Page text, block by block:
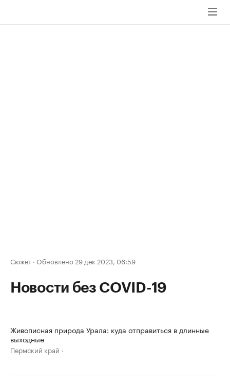
Сюжет · Обновлено 29 дек 2023, 06:59
Новости без COVID-19
Живописная природа Урала: куда отправиться в длинные
выходные
Пермский край